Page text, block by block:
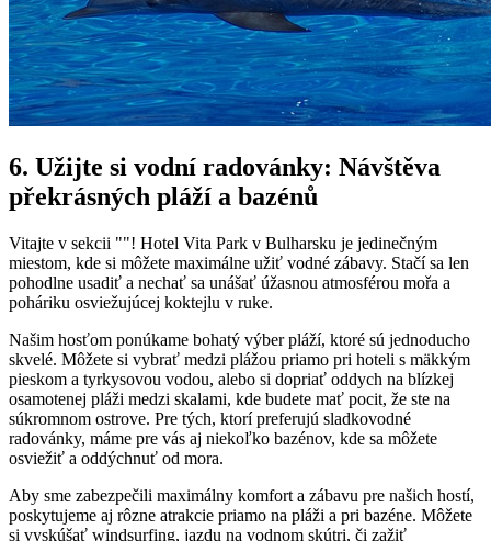
6. Užijte si vodní radovánky: Návštěva
překrásných pláží a bazénů
Vitajte v sekcii ""! Hotel Vita Park v Bulharsku je jedinečným
miestom, kde si môžete maximálne užiť vodné zábavy. Stačí sa len
pohodlne usadiť a nechať sa unášať úžasnou atmosférou mořa a
poháriku osviežujúcej koktejlu v ruke.
Našim hosťom ponúkame bohatý výber pláží, ktoré sú jednoducho
skvelé. Môžete si vybrať medzi plážou priamo pri hoteli s mäkkým
pieskom a tyrkysovou vodou, alebo si dopriať oddych na blízkej
osamotenej pláži medzi skalami, kde budete mať pocit, že ste na
súkromnom ostrove. Pre tých, ktorí preferujú sladkovodné
radovánky, máme pre vás aj niekoľko bazénov, kde sa môžete
osviežiť a oddýchnuť od mora.
Aby sme zabezpečili maximálny komfort a zábavu pre našich hostí,
poskytujeme aj rôzne atrakcie priamo na pláži a pri bazéne. Môžete
si vyskúšať windsurfing, jazdu na vodnom skútri, či zažiť